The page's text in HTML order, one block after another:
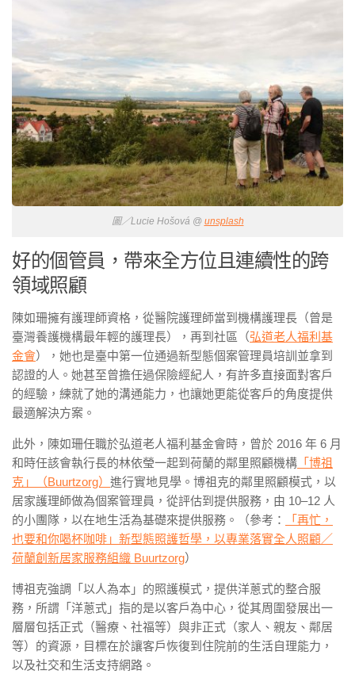
圖／Lucie Hošová @ unsplash
好的個管員，帶來全方位且連續性的跨
領域照顧
陳如珊擁有護理師資格，從醫院護理師當到機構護理長（曾是
臺灣養護機構最年輕的護理長），再到社區（弘道老人福利基
金會），她也是臺中第一位通過新型態個案管理員培訓並拿到
認證的人。她甚至曾擔任過保險經紀人，有許多直接面對客戶
的經驗，練就了她的溝通能力，也讓她更能從客戶的角度提供
最適解決方案。
此外，陳如珊任職於弘道老人福利基金會時，曾於 2016 年 6 月
和時任該會執行長的林依瑩一起到荷蘭的鄰里照顧機構 「博祖
克」（Buurtzorg） 進行實地見學。博祖克的鄰里照顧模式，以
居家護理師做為個案管理員，從評估到提供服務，由 10–12 人
的小團隊，以在地生活為基礎來提供服務。（參考：
「再忙，
也要和你喝杯咖啡」新型態照護哲學，以專業落實全人照顧／
荷蘭創新居家服務組織 Buurtzorg）
博祖克強調「以人為本」的照護模式，提供洋蔥式的整合服
務，所謂「洋蔥式」指的是以客戶為中心，從其周圍發展出一
層層包括正式（醫療、社福等）與非正式（家人、親友、鄰居
等）的資源，目標在於讓客戶恢復到住院前的生活自理能力，
以及社交和生活支持網路。